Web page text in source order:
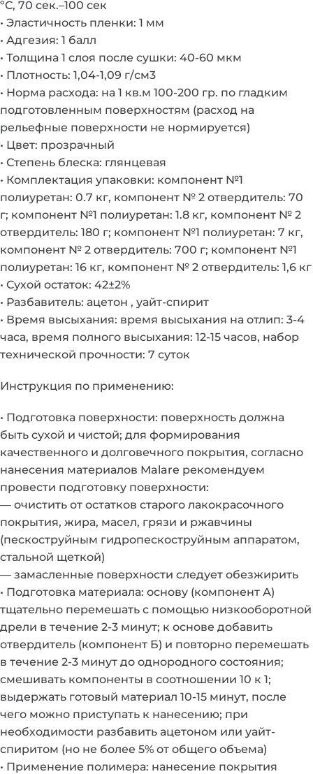
ºС, 70 сек.–100 сек
• Эластичность пленки: 1 мм
• Адгезия: 1 балл
• Толщина 1 слоя после сушки: 40-60 мкм
• Плотность: 1,04-1,09 г/см3
• Норма расхода: на 1 кв.м 100-200 гр. по гладким
подготовленным поверхностям (расход на
рельефные поверхности не нормируется)
• Цвет: прозрачный
• Степень блеска: глянцевая
• Комплектация упаковки: компонент №1
полиуретан: 0.7 кг, компонент № 2 отвердитель: 70
г; компонент №1 полиуретан: 1.8 кг, компонент № 2
отвердитель: 180 г; компонент №1 полиуретан: 7 кг,
компонент № 2 отвердитель: 700 г; компонент №1
полиуретан: 16 кг, компонент № 2 отвердитель: 1,6 кг
• Сухой остаток: 42±2%
• Разбавитель: ацетон , уайт-спирит
• Время высыхания: время высыхания на отлип: 3-4
часа, время полного высыхания: 12-15 часов, набор
технической прочности: 7 суток
Инструкция по применению:
• Подготовка поверхности: поверхность должна
быть сухой и чистой; для формирования
качественного и долговечного покрытия, согласно
нанесения материалов Malare рекомендуем
провести подготовку поверхности:
— очистить от остатков старого лакокрасочного
покрытия, жира, масел, грязи и ржавчины
(пескоструйным гидропескоструйным аппаратом,
стальной щеткой)
— замасленные поверхности следует обезжирить
• Подготовка материала: основу (компонент А)
тщательно перемешать с помощью низкооборотной
дрели в течение 2-3 минут; к основе добавить
отвердитель (компонент Б) и повторно перемешать
в течение 2-3 минут до однородного состояния;
смешивать компоненты в соотношении 10 к 1;
выдержать готовый материал 10-15 минут, после
чего можно приступать к нанесению; при
необходимости разбавить ацетоном или уайт-
спиритом (но не более 5% от общего объема)
• Применение полимера: нанесение покрытия